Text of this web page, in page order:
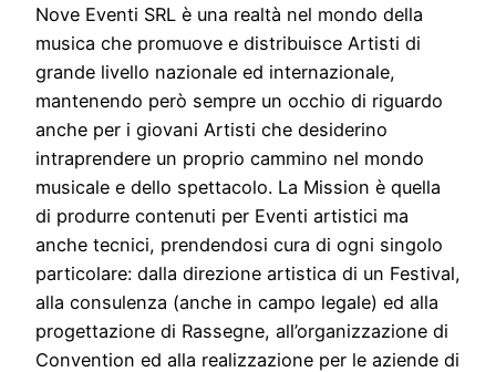
Nove Eventi SRL è una realtà nel mondo della
musica che promuove e distribuisce Artisti di
grande livello nazionale ed internazionale,
mantenendo però sempre un occhio di riguardo
anche per i giovani Artisti che desiderino
intraprendere un proprio cammino nel mondo
musicale e dello spettacolo. La Mission è quella
di produrre contenuti per Eventi artistici ma
anche tecnici, prendendosi cura di ogni singolo
particolare: dalla direzione artistica di un Festival,
alla consulenza (anche in campo legale) ed alla
progettazione di Rassegne, all’organizzazione di
Convention ed alla realizzazione per le aziende di